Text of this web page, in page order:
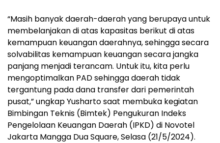
“Masih banyak daerah-daerah yang berupaya untuk
membelanjakan di atas kapasitas berikut di atas
kemampuan keuangan daerahnya, sehingga secara
solvabilitas kemampuan keuangan secara jangka
panjang menjadi terancam. Untuk itu, kita perlu
mengoptimalkan PAD sehingga daerah tidak
tergantung pada dana transfer dari pemerintah
pusat,” ungkap Yusharto saat membuka kegiatan
Bimbingan Teknis (Bimtek) Pengukuran Indeks
Pengelolaan Keuangan Daerah (IPKD) di Novotel
Jakarta Mangga Dua Square, Selasa (21/5/2024).